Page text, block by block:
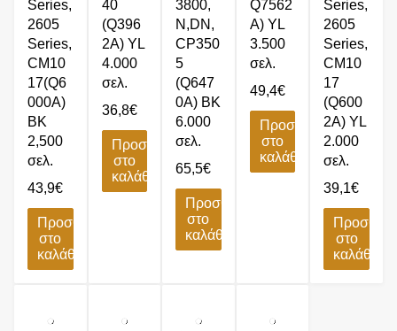
Series,
2605
Series,
CM10
17(Q6
000A)
BK
2,500
σελ.
43,9€
Προσθήκη
στο
καλάθι
40
(Q396
2A) YL
4.000
σελ.
36,8€
Προσθήκη
στο
καλάθι
3800,
N,DN,
CP350
5
(Q647
0A) BK
6.000
σελ.
65,5€
Προσθήκη
στο
καλάθι
Q7562
A) YL
3.500
σελ.
49,4€
Προσθήκη
στο
καλάθι
Series,
2605
Series,
CM10
17
(Q600
2A) YL
2.000
σελ.
39,1€
στο
καλάθι